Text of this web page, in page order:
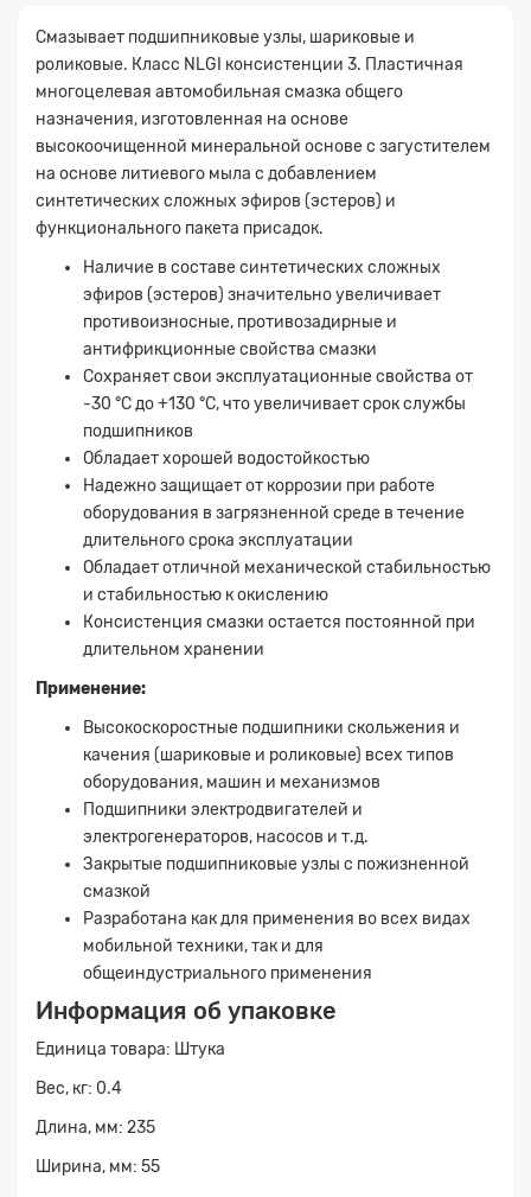
Смазывает подшипниковые узлы, шариковые и
роликовые. Класс NLGI консистенции 3. Пластичная
многоцелевая автомобильная смазка общего
назначения, изготовленная на основе
высокоочищенной минеральной основе с загустителем
на основе литиевого мыла с добавлением
синтетических сложных эфиров (эстеров) и
функционального пакета присадок.
Наличие в составе синтетических сложных
эфиров (эстеров) значительно увеличивает
противоизносные, противозадирные и
антифрикционные свойства смазки
Сохраняет свои эксплуатационные свойства от
-30 °С до +130 °С, что увеличивает срок службы
подшипников
Обладает хорошей водостойкостью
Надежно защищает от коррозии при работе
оборудования в загрязненной среде в течение
длительного срока эксплуатации
Обладает отличной механической стабильностью
и стабильностью к окислению
Консистенция смазки остается постоянной при
длительном хранении
Применение:
Высокоскоростные подшипники скольжения и
качения (шариковые и роликовые) всех типов
оборудования, машин и механизмов
Подшипники электродвигателей и
электрогенераторов, насосов и т.д.
Закрытые подшипниковые узлы с пожизненной
смазкой
Разработана как для применения во всех видах
мобильной техники, так и для
общеиндустриального применения
Информация об упаковке
Единица товара: Штука
Вес, кг: 0.4
Длина, мм: 235
Ширина, мм: 55
Заявка на расчет